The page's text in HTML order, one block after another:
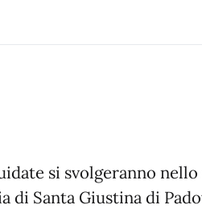
si svolgeranno
di Santa Giustina di